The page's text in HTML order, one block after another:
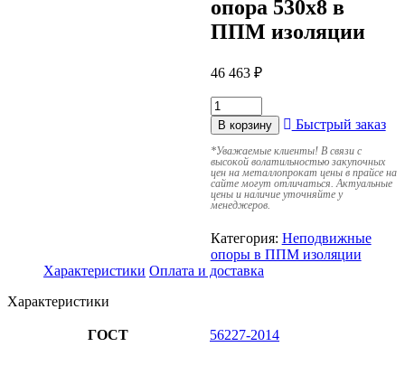
опора 530х8 в
ППМ изоляции
46 463 ₽
В корзину Быстрый заказ
*Уважаемые клиенты! В связи с
высокой волатильностью закупочных
цен на металлопрокат цены в прайсе на
сайте могут отличаться. Актуальные
цены и наличие уточняйте у
менеджеров.
Категория: Неподвижные
опоры в ППМ изоляции
Характеристики Оплата и доставка
Характеристики
ГОСТ 56227-2014